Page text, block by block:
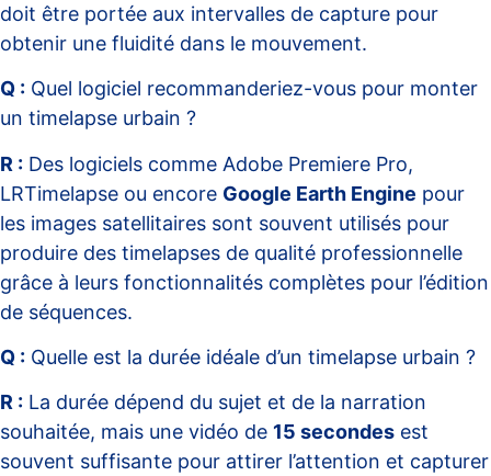
doit être portée aux intervalles de capture pour
obtenir une fluidité dans le mouvement.
Q : Quel logiciel recommanderiez-vous pour monter
un timelapse urbain ?
R : Des logiciels comme Adobe Premiere Pro,
LRTimelapse ou encore Google Earth Engine pour
les images satellitaires sont souvent utilisés pour
produire des timelapses de qualité professionnelle
grâce à leurs fonctionnalités complètes pour l’édition
de séquences.
Q : Quelle est la durée idéale d’un timelapse urbain ?
R : La durée dépend du sujet et de la narration
souhaitée, mais une vidéo de 15 secondes est
souvent suffisante pour attirer l’attention et capturer